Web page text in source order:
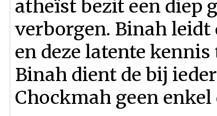
atheïst bezit een diep
verborgen. Binah
en deze latente
Binah dient de bij
Chockmah geen enkel